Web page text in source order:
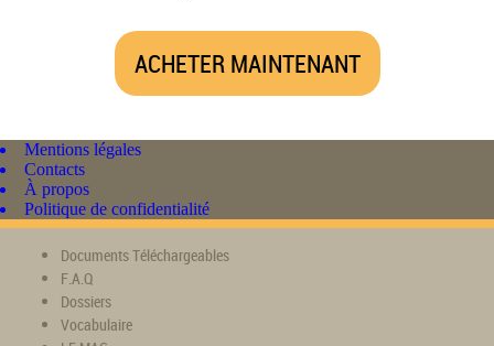
ACHETER MAINTENANT
Mentions légales
Contacts
À propos
Politique de confidentialité
Documents Téléchargeables
F.A.Q
Dossiers
Vocabulaire